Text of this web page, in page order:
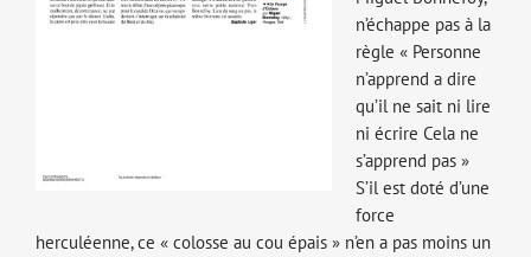
n’échappe pas à la
règle « Personne
n’apprend a dire
qu’il ne sait ni lire
ni écrire Cela ne
s’apprend pas »
S’il est doté d’une
force
herculéenne, ce « colosse au cou épais » n’en a pas moins un